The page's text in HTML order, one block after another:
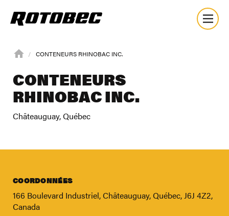
CONTENEURS RHINOBAC INC.
CONTENEURS
RHINOBAC INC.
Châteauguay, Québec
COORDONNÉES
166 Boulevard Industriel, Châteauguay, Québec, J6J 4Z2,
Canada